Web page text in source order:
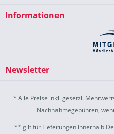
Informationen
Newsletter
* Alle Preise inkl. gesetzl.
Nachnahmegebühren,
** gilt für Lieferungen innerhalb